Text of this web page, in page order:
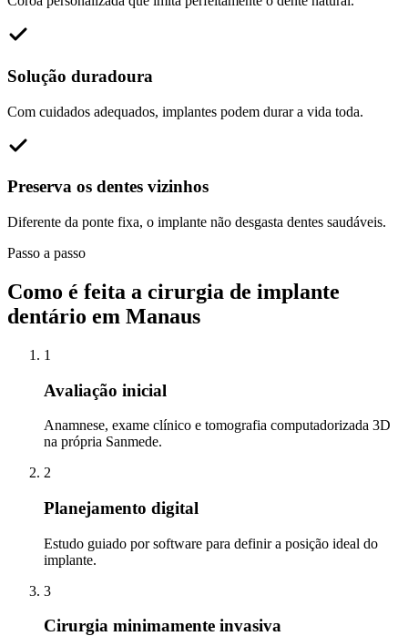
Solução duradoura
Com cuidados adequados, implantes podem durar a vida toda.
Preserva os dentes vizinhos
Diferente da ponte fixa, o implante não desgasta dentes saudáveis.
Passo a passo
Como é feita a cirurgia de implante
dentário em Manaus
1
Avaliação inicial
Anamnese, exame clínico e tomografia computadorizada 3D
na própria Sanmede.
2
Planejamento digital
Estudo guiado por software para definir a posição ideal do
implante.
3
Cirurgia minimamente invasiva